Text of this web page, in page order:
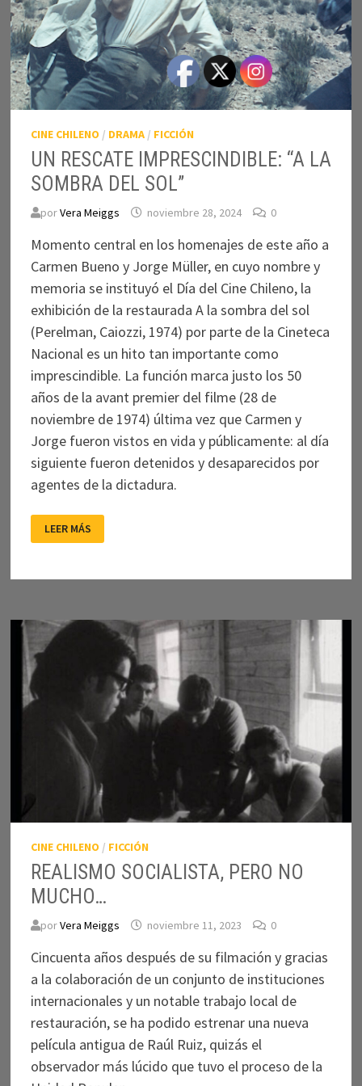
CINE CHILENO / DRAMA/ FICCIÓN
UN RESCATE IMPRESCINDIBLE: “A LA
SOMBRA DEL SOL”
porVera Meiggs noviembre 28, 2024 0
Momento central en los homenajes de este año a
Carmen Bueno y Jorge Müller, en cuyo nombre y
memoria se instituyó el Día del Cine Chileno, la
exhibición de la restaurada A la sombra del sol
(Perelman, Caiozzi, 1974) por parte de la Cineteca
Nacional es un hito tan importante como
imprescindible. La función marca justo los 50
años de la avant premier del filme (28 de
noviembre de 1974) última vez que Carmen y
Jorge fueron vistos en vida y públicamente: al día
siguiente fueron detenidos y desaparecidos por
agentes de la dictadura.
RESCATE
IMPRESCINDIBLE:
SOMBRA
LEER MÁS
CINE CHILENO / FICCIÓN
REALISMO SOCIALISTA, PERO NO
MUCHO…
porVera Meiggs noviembre 11, 2023 0
Cincuenta años después de su filmación y gracias
a la colaboración de un conjunto de instituciones
internacionales y un notable trabajo local de
restauración, se ha podido estrenar una nueva
película antigua de Raúl Ruiz, quizás el
observador más lúcido que tuvo el proceso de la